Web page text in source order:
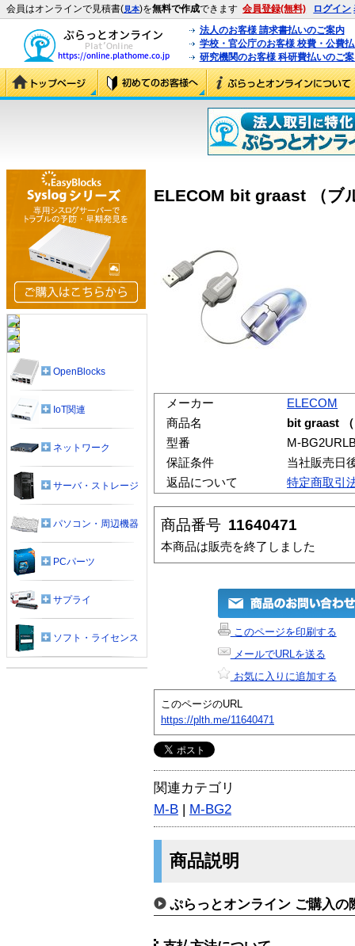
会員はオンラインで見積書(見本)を無料で作成できます 会員登録(無料) ログイン
法人のお客様 請求書払いのご案内
学校・官公庁のお客様 校費・公費
研究機関のお客様 科研費払いのご
ELECOM bit graast （ブ
メーカー
ELECOM
商品名
bit graast
型番
M-
保証条件
当社販売日
返品について
特定商取引
商品番号 11640471
本商品は販売を終了しました
このページを印刷する
メールでURLを送る
お気に入りに追加する
このページのURL
https://plth.me/11640471
関連カテゴリ
M-B | M-BG2
商品説明
ぷらっとオンライン ご購入の
OpenBlocks
IoT関連
ネットワーク
サーバ・ストレージ
パソコン・周辺機器
PCパーツ
サプライ
ソフト・ライセンス